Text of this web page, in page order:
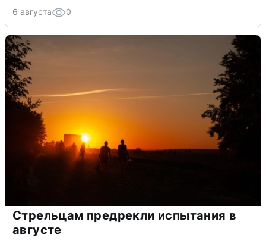
6 августа 0
Стрельцам предрекли испытания в
августе